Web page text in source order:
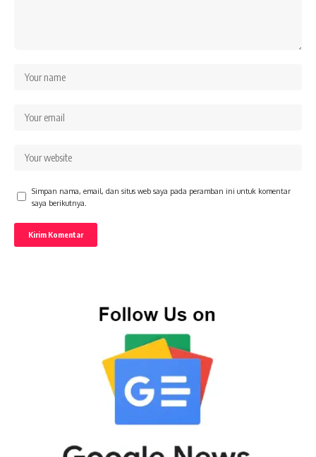
Simpan nama, email, dan situs web saya pada peramban ini untuk komentar
saya berikutnya.